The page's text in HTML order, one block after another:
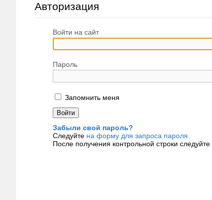
Авторизация
Войти на сайт
Пароль
Запомнить меня
Забыли свой пароль?
Следуйте на форму для запроса пароля.
После получения контрольной строки следуйте